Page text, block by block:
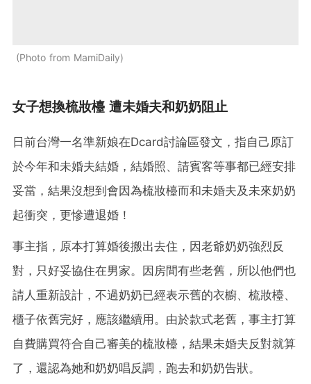
Photo from MamiDaily
女子想換梳妝檯 遭未婚夫和奶奶阻止
日前台灣一名準新娘在Dcard討論區發文，指自己原訂
於今年和未婚夫結婚，結婚照、請賓客等事都已經安排
妥當，結果沒想到會因為梳妝檯而和未婚夫及未來奶奶
起衝突，更慘遭退婚！
事主指，原本打算婚後搬出去住，因老爺奶奶強烈反
對，只好妥協住在男家。因房間有些老舊，所以他們也
請人重新設計，不過奶奶已經表示舊的衣櫥、梳妝檯、
櫃子依舊完好，應該繼續用。由於款式老舊，事主打算
自費購買符合自己審美的梳妝檯，結果未婚夫反對就算
了，還認為她和奶奶唱反調，跑去和奶奶告狀。